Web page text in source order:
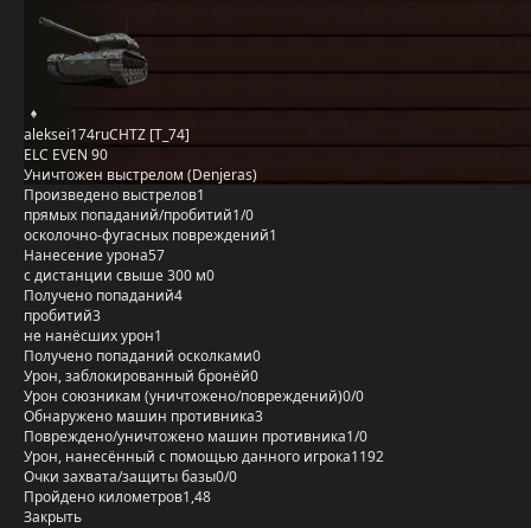
aleksei174ruCHTZ [T_74]
ELC EVEN 90
Уничтожен выстрелом (Denjeras)
Произведено выстрелов1
прямых попаданий/пробитий1/0
осколочно-фугасных повреждений1
Нанесение урона57
с дистанции свыше 300 м0
Получено попаданий4
пробитий3
не нанёсших урон1
Получено попаданий осколками0
Урон, заблокированный бронёй0
Урон союзникам (уничтожено/повреждений)0/0
Обнаружено машин противника3
Повреждено/уничтожено машин противника1/0
Урон, нанесённый с помощью данного игрока1192
Очки захвата/защиты базы0/0
Пройдено километров1,48
Закрыть